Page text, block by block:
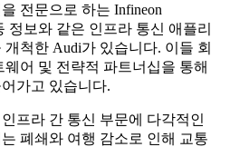
전문으로 하는 Infineon
정보와 같은 인프라 통신 애플리
척한 Audi가 있습니다. 이들 회
어 및 전략적 파트너십을 통해
가고 있습니다.
프라 간 통신 부문에 다각적인
폐쇄와 여행 감소로 인해 교통